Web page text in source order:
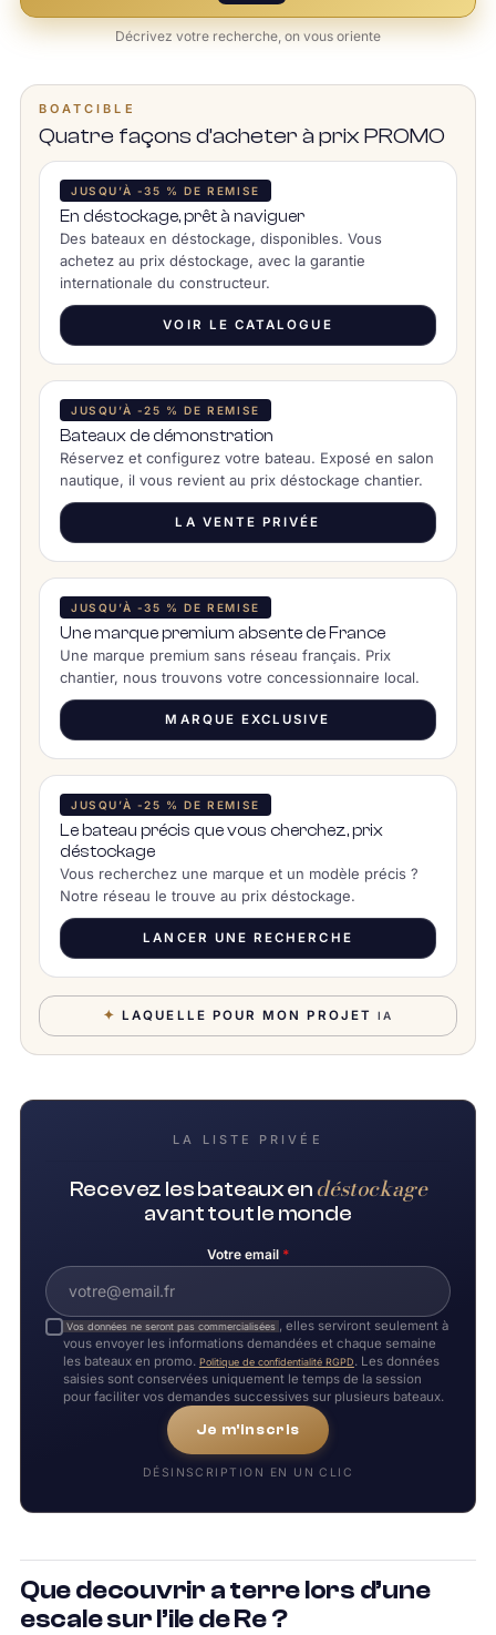
Décrivez votre recherche, on vous oriente
BOATCIBLE
Quatre façons d’acheter à prix PROMO
JUSQU’À -35 % DE REMISE
En déstockage, prêt à naviguer
Des bateaux en déstockage, disponibles. Vous
achetez au prix déstockage, avec la garantie
internationale du constructeur.
VOIR LE CATALOGUE
JUSQU’À -25 % DE REMISE
Bateaux de démonstration
Réservez et configurez votre bateau. Exposé en salon
nautique, il vous revient au prix déstockage chantier.
LA VENTE PRIVÉE
JUSQU’À -35 % DE REMISE
Une marque premium absente de France
Une marque premium sans réseau français. Prix
chantier, nous trouvons votre concessionnaire local.
MARQUE EXCLUSIVE
JUSQU’À -25 % DE REMISE
Le bateau précis que vous cherchez, prix
déstockage
Vous recherchez une marque et un modèle précis ?
Notre réseau le trouve au prix déstockage.
LANCER UNE RECHERCHE
✦ LAQUELLE POUR MON PROJET IA
LA LISTE PRIVÉE
Recevez les bateaux en déstockage
avant tout le monde
Votre email *
Vos données ne seront pas commercialisées , elles serviront seulement à
vous envoyer les informations demandées et chaque semaine
les bateaux en promo. Politique de confidentialité RGPD. Les données
saisies sont conservées uniquement le temps de la session
pour faciliter vos demandes successives sur plusieurs bateaux.
Je m'inscris
DÉSINSCRIPTION EN UN CLIC
Que decouvrir a terre lors d’une
escale sur l’ile de Re ?